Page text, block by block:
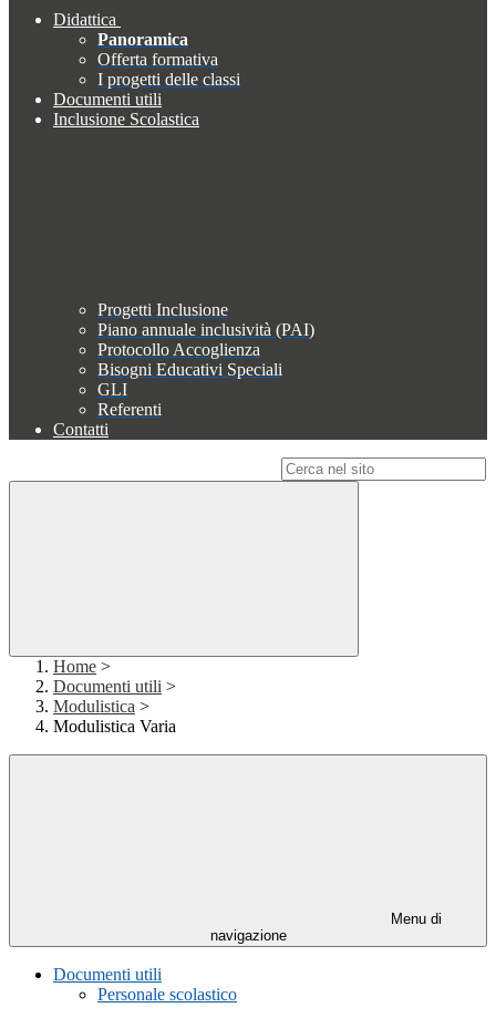
Didattica
Panoramica
Offerta formativa
I progetti delle classi
Documenti utili
Inclusione Scolastica
Progetti Inclusione
Piano annuale inclusività (PAI)
Protocollo Accoglienza
Bisogni Educativi Speciali
GLI
Referenti
Contatti
Home >
Documenti utili >
Modulistica >
Modulistica Varia
Menu di
navigazione
Documenti utili
Personale scolastico